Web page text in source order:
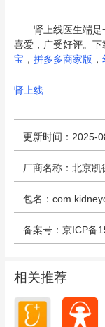
肾上线医生端是
喜爱，广受好评。
宝 ， 拼多多商家版 ，
肾上线
更新时间：2025-
厂商名称：北京凯
包名：
备案号：京ICP备
相关推荐